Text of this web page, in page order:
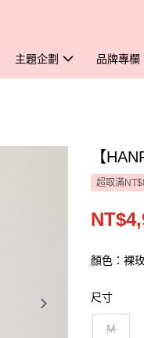
主題企劃 品牌專欄
【
超取滿
顏色：裸
尺寸
M